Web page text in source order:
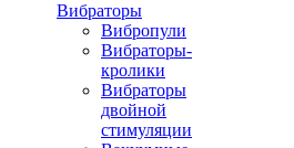
Вибраторы
Вибропули
Вибраторы-
кролики
Вибраторы
двойной
стимуляции